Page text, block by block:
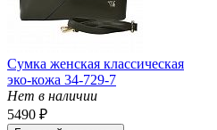
Сумка женская классическая
эко-кожа 34-729-7
Нет в наличии
5490 ₽